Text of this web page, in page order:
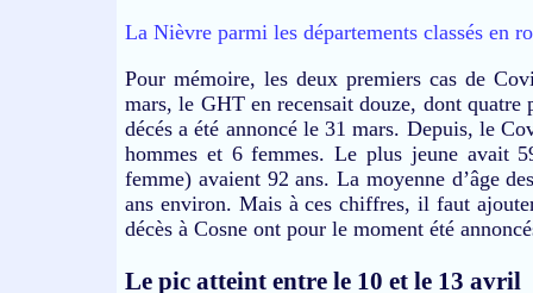
La Nièvre parmi les départements classés en
Pour mémoire, les deux premiers cas de
mars, le GHT en recensait douze, dont
décés a été annoncé le 31 mars. Depuis, le
hommes et 6 femmes. Le plus jeune avait
femme) avaient 92 ans. La moyenne d’âge
ans environ. Mais à ces chiffres, il faut
décès à Cosne ont pour le moment été
Le pic atteint entre le 10 et le 13 avril